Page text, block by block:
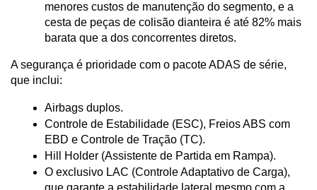
menores custos de manutenção do segmento, e a
cesta de peças de colisão dianteira é até 82% mais
barata que a dos concorrentes diretos.
A segurança é prioridade com o pacote ADAS de série,
que inclui:
Airbags duplos.
Controle de Estabilidade (ESC), Freios ABS com
EBD e Controle de Tração (TC).
Hill Holder (Assistente de Partida em Rampa).
O exclusivo LAC (Controle Adaptativo de Carga),